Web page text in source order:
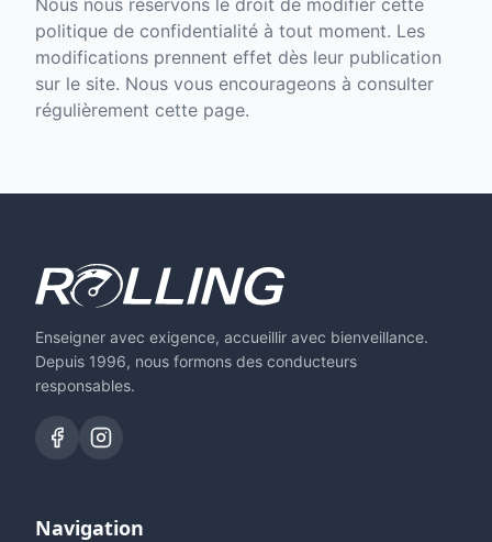
Nous nous réservons le droit de modifier cette
politique de confidentialité à tout moment. Les
modifications prennent effet dès leur publication
sur le site. Nous vous encourageons à consulter
régulièrement cette page.
Enseigner avec exigence, accueillir avec bienveillance.
Depuis 1996, nous formons des conducteurs
responsables.
Navigation